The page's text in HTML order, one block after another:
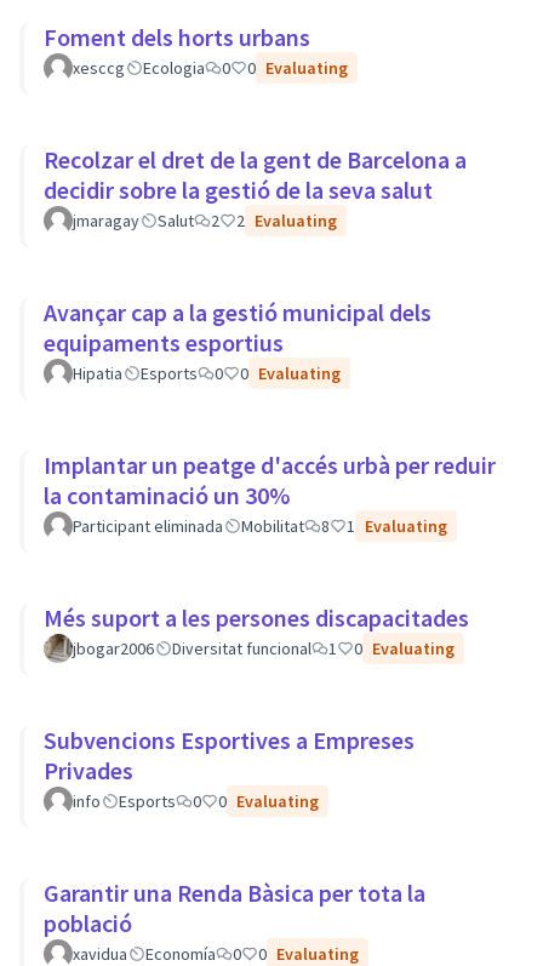
Foment dels horts urbans
xesccg Ecologia 0 0 Evaluating
Recolzar el dret de la gent de Barcelona a
decidir sobre la gestió de la seva salut
jmaragay Salut 2 2 Evaluating
Avançar cap a la gestió municipal dels
equipaments esportius
Hipatia Esports 0 0 Evaluating
Implantar un peatge d'accés urbà per reduir
la contaminació un 30%
Participant eliminada Mobilitat 8 1 Evaluating
Més suport a les persones discapacitades
jbogar2006 Diversitat funcional 1 0 Evaluating
Subvencions Esportives a Empreses
Privades
info Esports 0 0 Evaluating
Garantir una Renda Bàsica per tota la
població
xavidua Economía 0 0 Evaluating